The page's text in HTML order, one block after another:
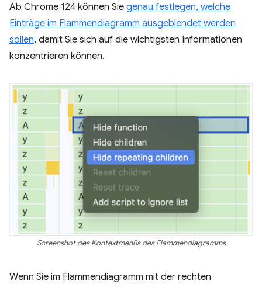
Ab Chrome 124 können Sie genau festlegen, welche
Einträge im Flammendiagramm ausgeblendet werden
sollen, damit Sie sich auf die wichtigsten Informationen
konzentrieren können.
Screenshot des Kontextmenüs des Flammendiagramms
Wenn Sie im Flammendiagramm mit der rechten